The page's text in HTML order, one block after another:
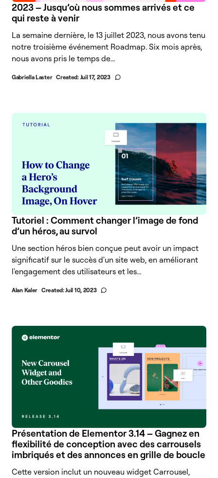
2023 – Jusqu’où nous sommes arrivés et ce
qui reste à venir
La semaine dernière, le 13 juillet 2023, nous avons tenu
notre troisième événement Roadmap. Six mois après,
nous avons pris le temps de...
Gabriella Laster Created: Juil 17, 2023
Tutoriel : Comment changer l’image de fond
d’un héros, au survol
Une section héros bien conçue peut avoir un impact
significatif sur le succès d'un site web, en améliorant
l'engagement des utilisateurs et les...
Alan Kaler Created:Juil 10, 2023
Présentation de Elementor 3.14 – Gagnez en
flexibilité de conception avec des carrousels
imbriqués et des annonces en grille de boucle
Cette version inclut un nouveau widget Carrousel,